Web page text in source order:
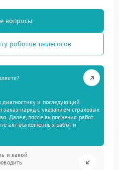
вопросы
роботов-пылесосов
диагностику и последующий
заказ-наряд с указанием страховых
Далее, после выполнения работ
акт выполненных работ и
и какой